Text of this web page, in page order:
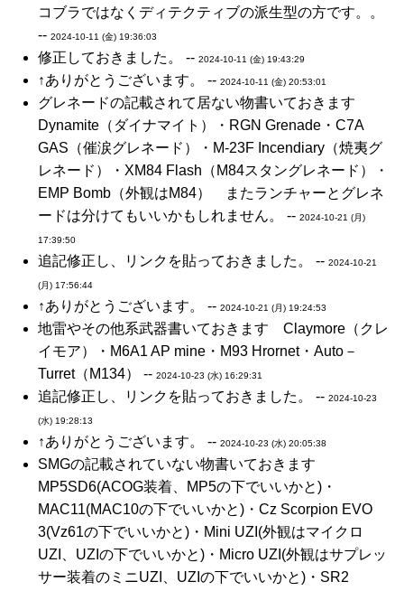
コブラではなくディテクティブの派生型の方です。。
-- 2024-10-11 (金) 19:36:03
修正しておきました。 -- 2024-10-11 (金) 19:43:29
↑ありがとうございます。 -- 2024-10-11 (金) 20:53:01
グレネードの記載されて居ない物書いておきます
Dynamite（ダイナマイト）・RGN Grenade・C7A
GAS（催涙グレネード）・M-23F Incendiary（焼夷グ
レネード）・XM84 Flash（M84スタングレネード）・
EMP Bomb（外観はM84） またランチャーとグレネ
ードは分けてもいいかもしれません。 -- 2024-10-21 (月)
17:39:50
追記修正し、リンクを貼っておきました。 -- 2024-10-21
(月) 17:56:44
↑ありがとうございます。 -- 2024-10-21 (月) 19:24:53
地雷やその他系武器書いておきます Claymore（クレ
イモア）・M6A1 AP mine・M93 Hrornet・Auto－
Turret（M134） -- 2024-10-23 (水) 16:29:31
追記修正し、リンクを貼っておきました。 -- 2024-10-23
(水) 19:28:13
↑ありがとうございます。 -- 2024-10-23 (水) 20:05:38
SMGの記載されていない物書いておきます
MP5SD6(ACOG装着、MP5の下でいいかと)・
MAC11(MAC10の下でいいかと)・Cz Scorpion EVO
3(Vz61の下でいいかと)・Mini UZI(外観はマイクロ
UZI、UZIの下でいいかと)・Micro UZI(外観はサプレッ
サー装着のミニUZI、UZIの下でいいかと)・SR2